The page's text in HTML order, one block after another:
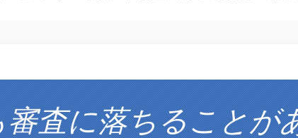
査に落ちることが